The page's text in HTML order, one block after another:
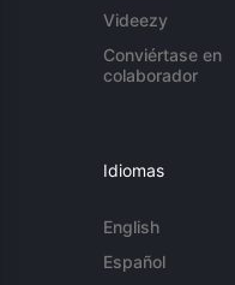
Videezy
Conviértase en
colaborador
Idiomas
English
Español